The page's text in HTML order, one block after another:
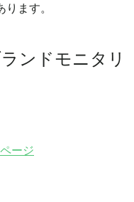
ます。
ンドモニタリ